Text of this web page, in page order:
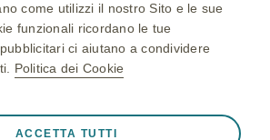
All Rights Reserved - Production and
srl
come utilizzi il nostro Sito e le sue
funzionali ricordano le tue
ci aiutano a condividere
Politica dei Cookie
❮
ACCETTA TUTTI